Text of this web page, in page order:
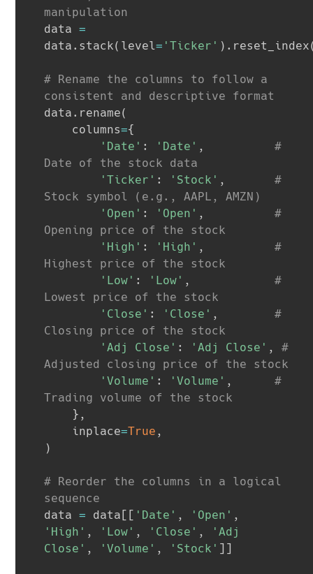
manipulation
data =
data . stack( level= 'Ticker' ) . reset_index
# Rename the columns to follow a
consistent and descriptive format
data . rename(
    columns
={
'Date' : 'Date' ,
#
Date of the stock data
'Ticker' : 'Stock' ,
#
Stock symbol (e.g., AAPL, AMZN)
'Open' : 'Open' ,
#
Opening price of the stock
'High' : 'High' ,
#
Highest price of the stock
'Low' : 'Low' ,
#
Lowest price of the stock
'Close' : 'Close' ,
#
Closing price of the stock
'Adj Close' : 'Adj Close' ,
#
Adjusted closing price of the stock
'Volume' : 'Volume' ,
#
Trading volume of the stock
} ,
    inplace
=True ,
)
# Reorder the columns in a logical
sequence
data = data [ [ 'Date' , 'Open' ,
'High' , 'Low' , 'Close' ,
'Adj
Close' , 'Volume' , 'Stock' ] ]